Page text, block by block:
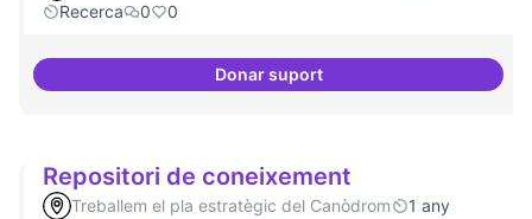
Recerca
0 0
Donar suportBeques de recerca per
Repositori de coneixement
Treballem el pla estratègic del Canòdrom
1 any